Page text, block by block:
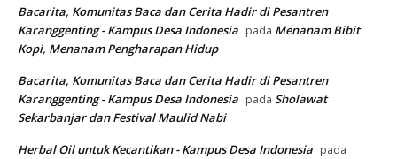
Bacarita, Komunitas Baca dan Cerita Hadir di Pesantren
Karanggenting - Kampus Desa Indonesia pada Menanam Bibit
Kopi, Menanam Pengharapan Hidup
Bacarita, Komunitas Baca dan Cerita Hadir di Pesantren
Karanggenting - Kampus Desa Indonesia pada Sholawat
Sekarbanjar dan Festival Maulid Nabi
Herbal Oil untuk Kecantikan - Kampus Desa Indonesia pada